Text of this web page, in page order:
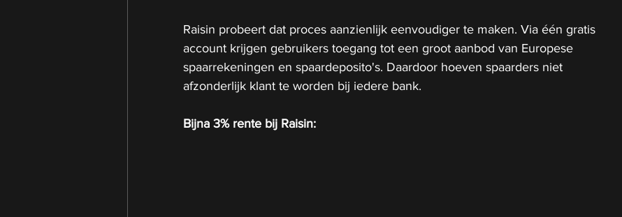
Raisin probeert dat proces aanzienlijk eenvoudiger te maken. Via één gratis
account krijgen gebruikers toegang tot een groot aanbod van Europese
spaarrekeningen en spaardeposito's. Daardoor hoeven spaarders niet
afzonderlijk klant te worden bij iedere bank.
Bijna 3% rente bij Raisin: